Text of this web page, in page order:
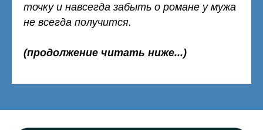
точку и навсегда забыть о романе у мужа
не всегда получится.
(продолжение читать ниже...)